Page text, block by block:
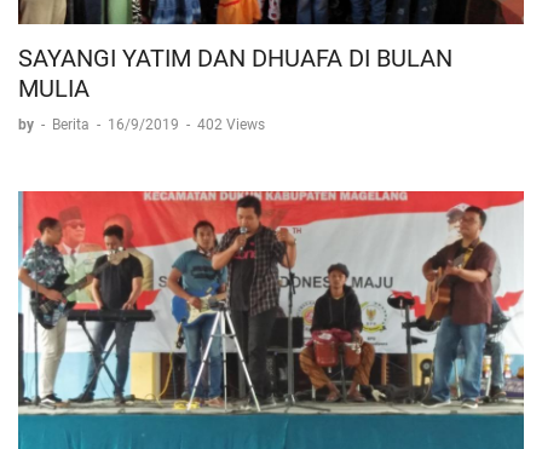
SAYANGI YATIM DAN DHUAFA DI BULAN
MULIA
by - Berita - 16/9/2019 - 402 Views